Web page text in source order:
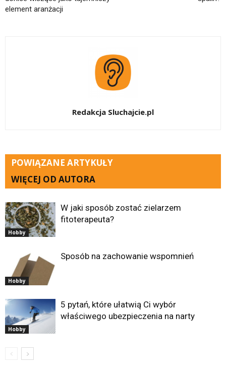
element aranżacji
Redakcja Sluchajcie.pl
POWIĄZANE ARTYKUŁY
WIĘCEJ OD AUTORA
Hobby
W jaki sposób zostać zielarzem
fitoterapeuta?
Hobby
Sposób na zachowanie wspomnień
Hobby
5 pytań, które ułatwią Ci wybór
właściwego ubezpieczenia na narty